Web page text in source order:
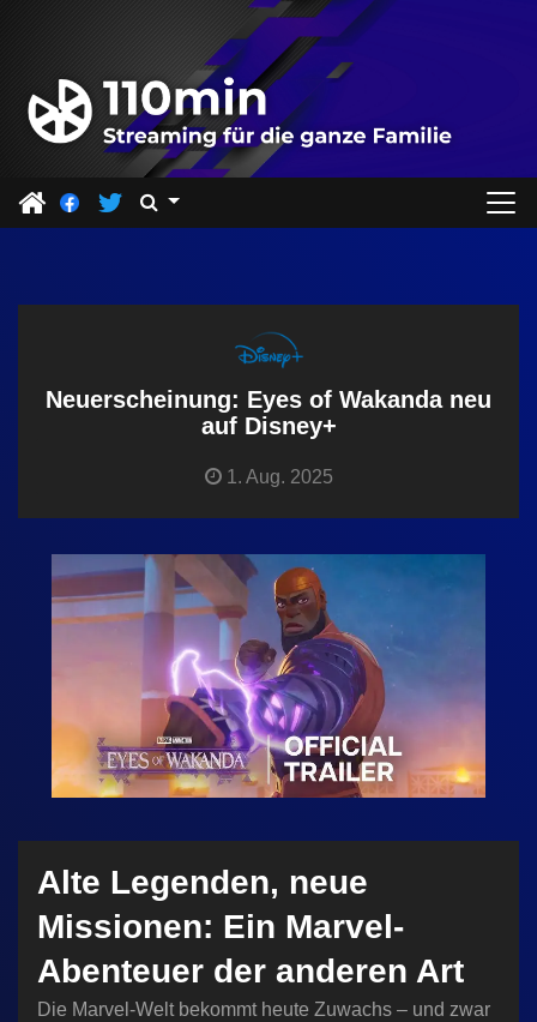
Neuerscheinung: Eyes of Wakanda neu
auf Disney+
1. Aug. 2025
Alte Legenden, neue
Missionen: Ein Marvel-
Abenteuer der anderen Art
Die Marvel-Welt bekommt heute Zuwachs – und zwar